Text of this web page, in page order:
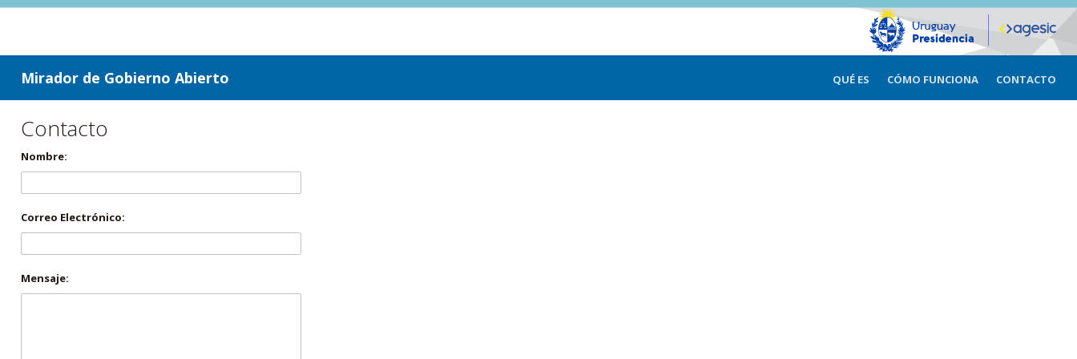
ir a contenido
ir al menú
Mirador de Gobierno Abierto QUÉ ES CÓMO FUNCIONA CONTACTO
Contacto
Nombre:
Correo Electrónico:
Mensaje: